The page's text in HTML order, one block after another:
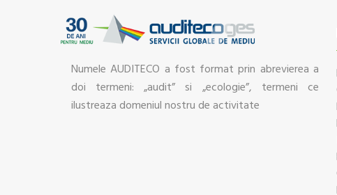
Numele AUDITECO a fost format prin abrevierea a
doi termeni: „audit” si „ecologie”, termeni ce
ilustreaza domeniul nostru de activitate